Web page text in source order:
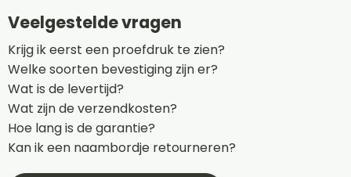
Veelgestelde vragen
Krijg ik eerst een proefdruk te zien?
Welke soorten bevestiging zijn er?
Wat is de levertijd?
Wat zijn de verzendkosten?
Hoe lang is de garantie?
Kan ik een naambordje retourneren?